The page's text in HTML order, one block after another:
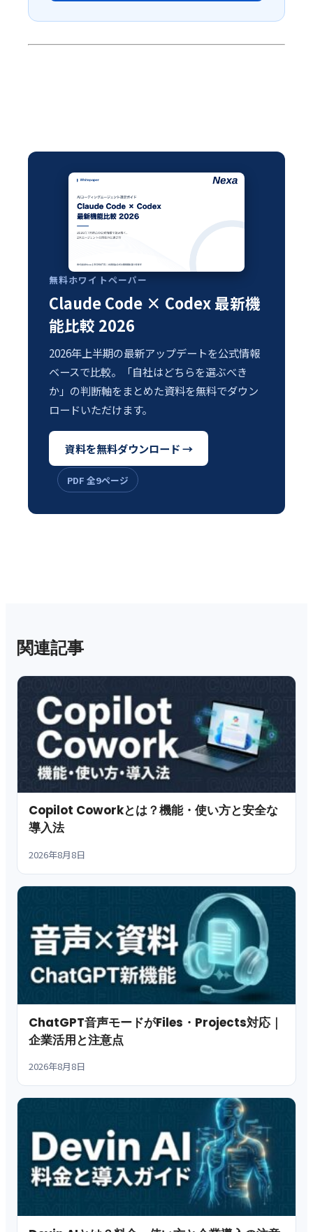
無料ホワイトペーパー
Claude Code × Codex 最新機
能比較 2026
2026年上半期の最新アップデートを公式情報
ベースで比較。「自社はどちらを選ぶべき
か」の判断軸をまとめた資料を無料でダウン
ロードいただけます。
資料を無料ダウンロード →
PDF 全9ページ
関連記事
Copilot Coworkとは？機能・使い方と安全な
導入法
2026年8月8日
ChatGPT音声モードがFiles・Projects対応｜
企業活用と注意点
2026年8月8日